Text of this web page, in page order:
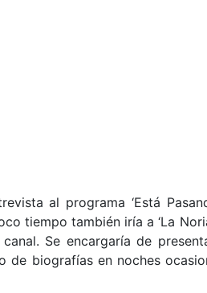
al programa ‘Está
tiempo también iría a ‘La
Se encargaría de
de biografías en noches